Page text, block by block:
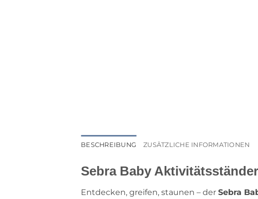
BESCHREIBUNG ZUSÄTZLICHE INFORMATIONEN
Sebra Baby
Entdecken, greifen, staunen – der Sebra